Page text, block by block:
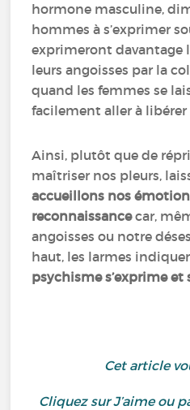
hormone masculine,
hommes à s’exprimer
exprimeront davantage
leurs angoisses par la
quand les femmes se
facilement aller à libérer
Ainsi, plutôt que de
maîtriser nos pleurs,
accueillons nos
reconnaissancecar,
angoisses ou notre
haut, les larmes
psychisme s’exprime et
Cet article
Cliquez sur J’aime ou